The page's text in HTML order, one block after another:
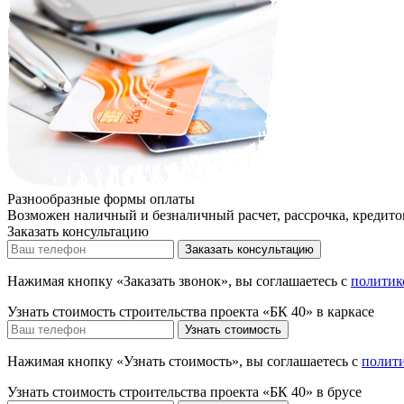
Разнообразные формы оплаты
Возможен наличный и безналичный расчет, рассрочка,
Заказать консультацию
Нажимая кнопку «Заказать звонок», вы соглашаетесь с
Узнать стоимость строительства проекта «БК 40» в каркасе
Нажимая кнопку «Узнать стоимость», вы соглашаетесь с
Узнать стоимость строительства проекта «БК 40» в брусе